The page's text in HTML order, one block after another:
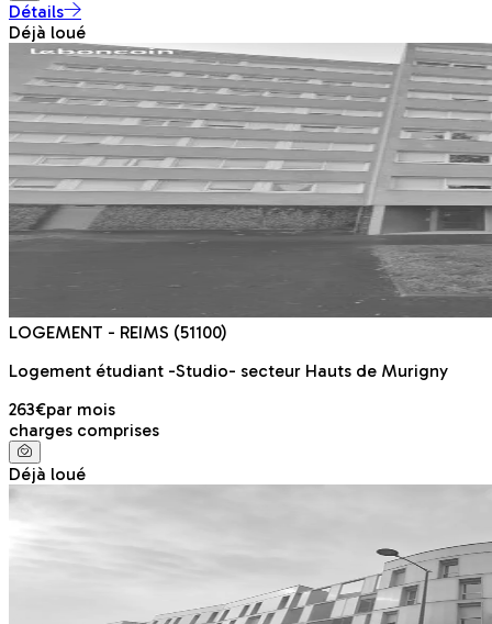
Détails
Déjà loué
LOGEMENT - REIMS (51100)
Logement étudiant -Studio- secteur Hauts de Murigny
263€par mois
charges comprises
Déjà loué